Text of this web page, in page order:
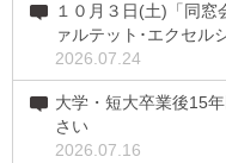
１０月３日(土)「同
ァルテット･エクセル
2026.07.24
大学・短大卒業後15
さい
2026.07.16